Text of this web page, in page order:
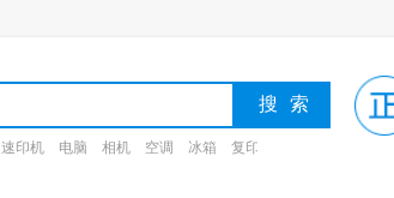
速印机 电脑 相机 空调 冰箱 复印纸